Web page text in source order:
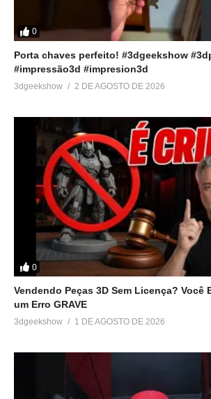
0
Porta chaves perfeito! #3dgeekshow
#impressão3d #impresion3d
3dgeekshow 2 DE AGOSTO DE 2026
0
Vendendo Peças 3D Sem Licença? Você
um Erro GRAVE
3dgeekshow 1 DE AGOSTO DE 2026